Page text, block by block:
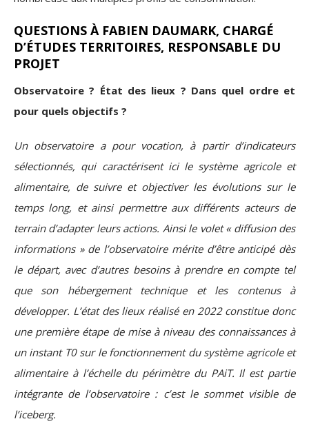
QUESTIONS À FABIEN DAUMARK, CHARGÉ
D’ÉTUDES TERRITOIRES, RESPONSABLE DU
PROJET
Observatoire ? État des lieux ? Dans quel ordre et
pour quels objectifs ?
Un observatoire a pour vocation, à partir d’indicateurs
sélectionnés, qui caractérisent ici le système agricole et
alimentaire, de suivre et objectiver les évolutions sur le
temps long, et ainsi permettre aux différents acteurs de
terrain d’adapter leurs actions. Ainsi le volet « diffusion des
informations » de l’observatoire mérite d’être anticipé dès
le départ, avec d’autres besoins à prendre en compte tel
que son hébergement technique et les contenus à
développer. L’état des lieux réalisé en 2022 constitue donc
une première étape de mise à niveau des connaissances à
un instant T0 sur le fonctionnement du système agricole et
alimentaire à l’échelle du périmètre du PAiT. Il est partie
intégrante de l’observatoire : c’est le sommet visible de
l’iceberg.